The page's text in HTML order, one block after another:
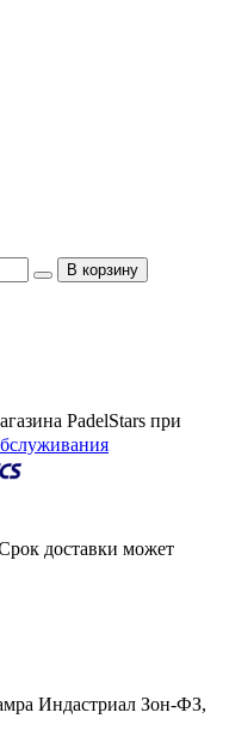
В корзину
PadelStars при
доставки может
Индастриал Зон-ФЗ,